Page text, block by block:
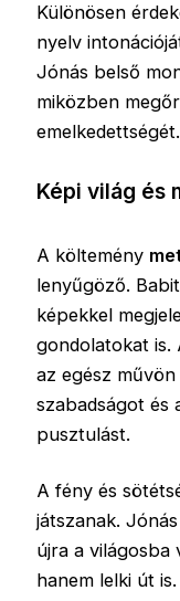
Különösen
nyelv
Jónás belső
miközben
emelkedettségét.
Képi világ és
A költemény
lenyűgöző.
képekkel
gondolatokat is.
az egész
szabadságot és
pusztulást.
A fény és
játszanak.
újra a világosba
hanem lelki út